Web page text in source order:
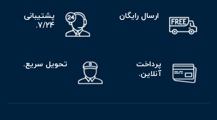
ارسال رایگان
پشتیبانی
7/24.
پرداخت
آنلاین.
تحویل سریع.